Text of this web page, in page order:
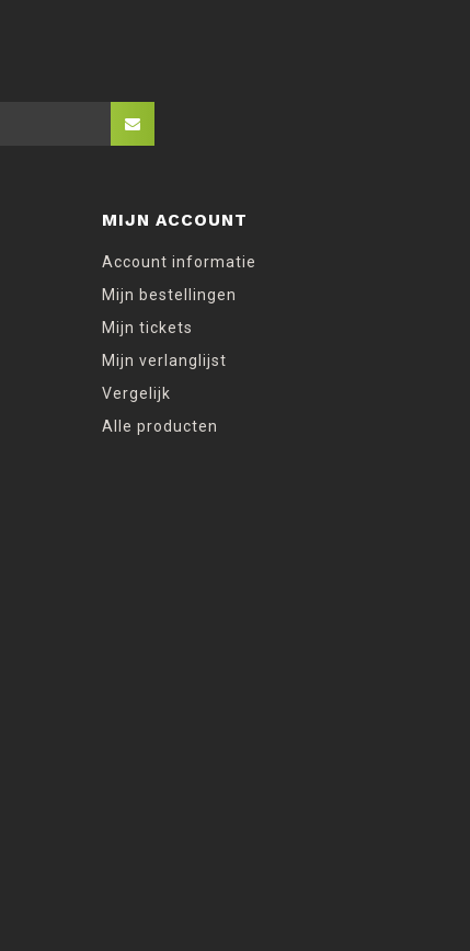
MIJN ACCOUNT
Account informatie
Mijn bestellingen
Mijn tickets
Mijn verlanglijst
Vergelijk
Alle producten